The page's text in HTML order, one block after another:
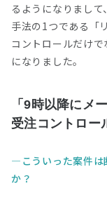
るようになりまし
手法の1つである「
コントロールだけ
になりました。
「9時以降にメ
受注コントロー
こういった案件
か？